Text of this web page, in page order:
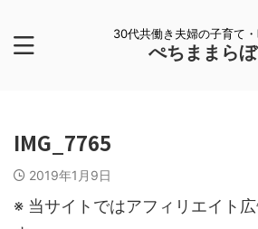
30代共働き夫婦の子育て
ぺちままらぼ
IMG_7765
2019年1月9日
※ 当サイトではアフィリエイト